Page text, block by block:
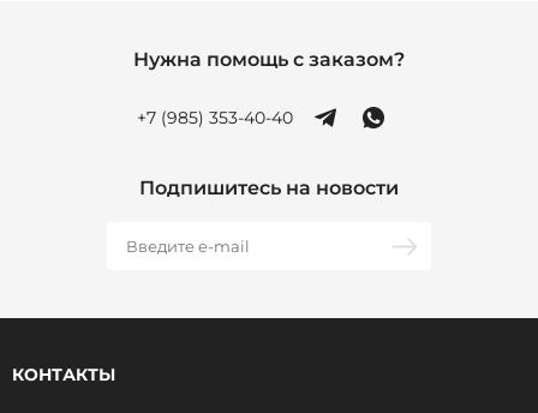
Нужна помощь с заказом?
+7 (985) 353-40-40
Подпишитесь на новости
КОНТАКТЫ